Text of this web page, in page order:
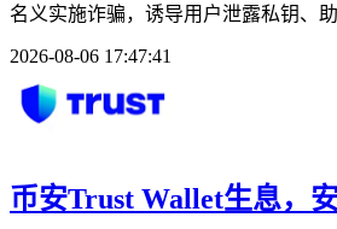
名义实施诈骗，诱导用户泄露私钥、
2026-08-06 17:47:41
币安Trust Wallet生息，